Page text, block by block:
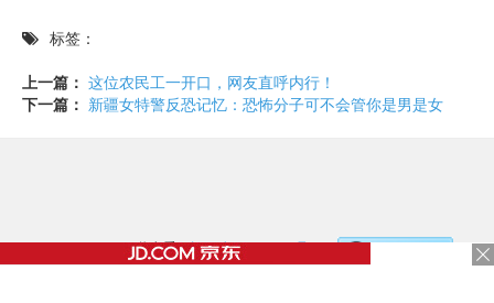
标签：
上一篇： 这位农民工一开口，网友直呼内行！
下一篇： 新疆女特警反恐记忆：恐怖分子可不会管你是男是女
©2017 - 2020 / 信息看 /粤ICP备17153186号-2，